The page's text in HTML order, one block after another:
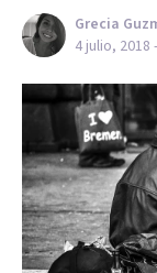
Grecia
4 julio, 2018